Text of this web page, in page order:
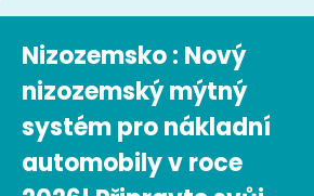
Nizozemsko : Nový
nizozemský mýtný
systém pro nákladní
automobily v roce
Kontaktní formulář
Práce ve společnosti
Transport Services
Naše pracovní nabídky